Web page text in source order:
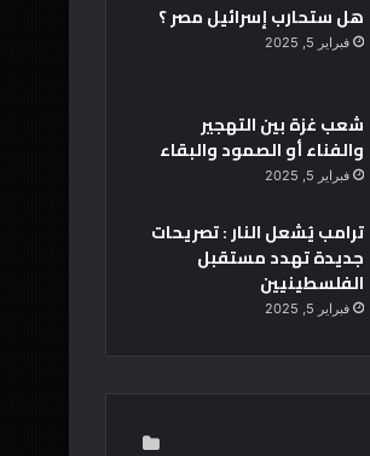
هل ستحارب إسرائيل مصر ؟
فبراير 5, 2025
شعب غزة بين التهجير
والفناء أو الصمود والبقاء
فبراير 5, 2025
ترامب يُشعل النار : تصريحات
جديدة تهدد مستقبل
الفلسطينيين
فبراير 5, 2025